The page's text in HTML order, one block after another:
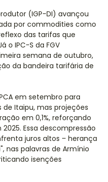
(IGP-DI) avançou
por commodities como
das tarifas que
o IPC-S da FGV
semana de outubro,
da bandeira tarifária de
em setembro para
de Itaipu, mas projeções
em 0,1%, reforçando
Essa descompressão
juros altos – herança
nas palavras de Armínio
isenções